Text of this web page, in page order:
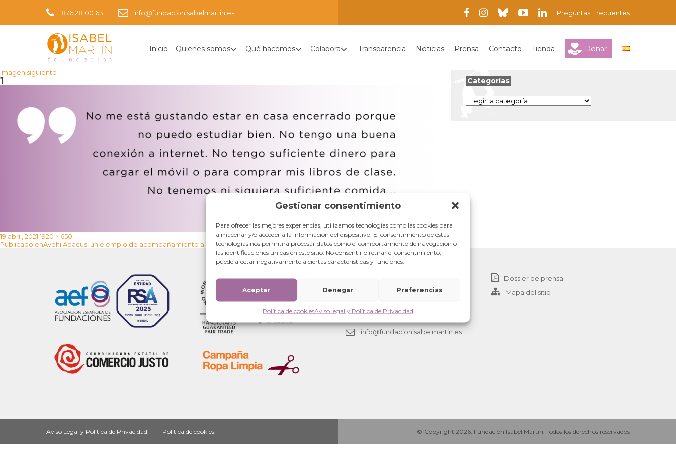
Gestionar consentimiento
Para ofrecer las mejores experiencias, utilizamos tecnologías como las cookies para
almacenar y/o acceder a la información del dispositivo. El consentimiento de estas
tecnologías nos permitirá procesar datos como el comportamiento de navegación o
las identificaciones únicas en este sitio. No consentir o retirar el consentimiento,
puede afectar negativamente a ciertas características y funciones.
Aceptar Denegar Preferencias
Política de cookiesAviso legal y Política de Privacidad
876 28 00 63 info@fundacionisabelmartin.es Preguntas Frecuentes
Inicio Quiénes somos Qué hacemos Colabora Transparencia Noticias Prensa Contacto Tienda Donar
Imagen siguiente
1
Publicado
el
19 abril, 2021 Tamaño
completo
1920 × 650
Navegación
Publicado enAvehi Abacus, un ejemplo de acompañamiento a la infancia en tiempos de COVID-19 en el Maharashtra, India.
Categorías
Categorías
info@fundacionisabelmartin.es
Dossier de prensa
Mapa del sitio
Aviso Legal y Política de Privacidad Política de cookies © Copyright 2026. Fundación Isabel Martin. Todos los derechos reservados